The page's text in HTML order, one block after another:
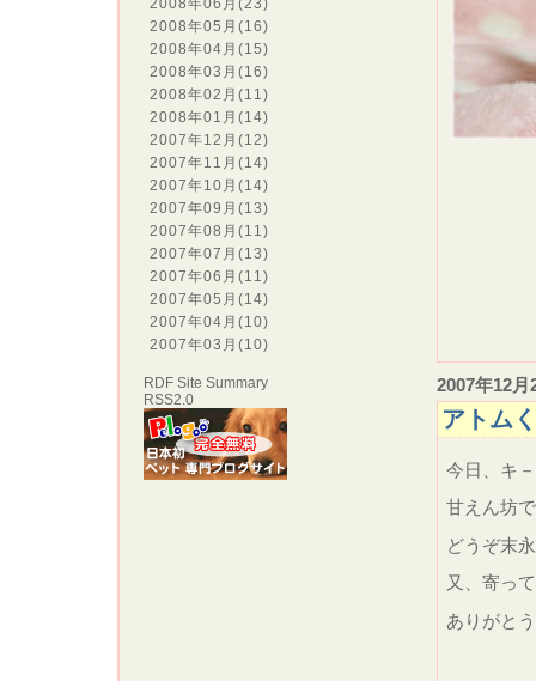
2008年06月 (23)
2008年05月 (16)
2008年04月 (15)
2008年03月 (16)
2008年02月 (11)
2008年01月 (14)
2007年12月 (12)
2007年11月 (14)
2007年10月 (14)
2007年09月 (13)
2007年08月 (11)
2007年07月 (13)
2007年06月 (11)
2007年05月 (14)
2007年04月 (10)
2007年03月 (10)
RDF Site Summary
RSS2.0
2007年12月
アトム
今日、キ
甘えん坊
どうぞ末
又、寄っ
ありがと